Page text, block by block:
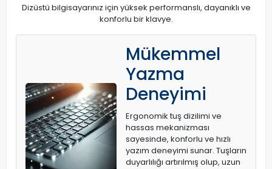
Dizüstü bilgisayarınız için yüksek performanslı, dayanıklı ve
konforlu bir klavye.
Mükemmel
Yazma
Deneyimi
Ergonomik tuş dizilimi ve
hassas mekanizması
sayesinde, konforlu ve hızlı
yazım deneyimi sunar. Tuşların
duyarlılığı artırılmış olup, uzun